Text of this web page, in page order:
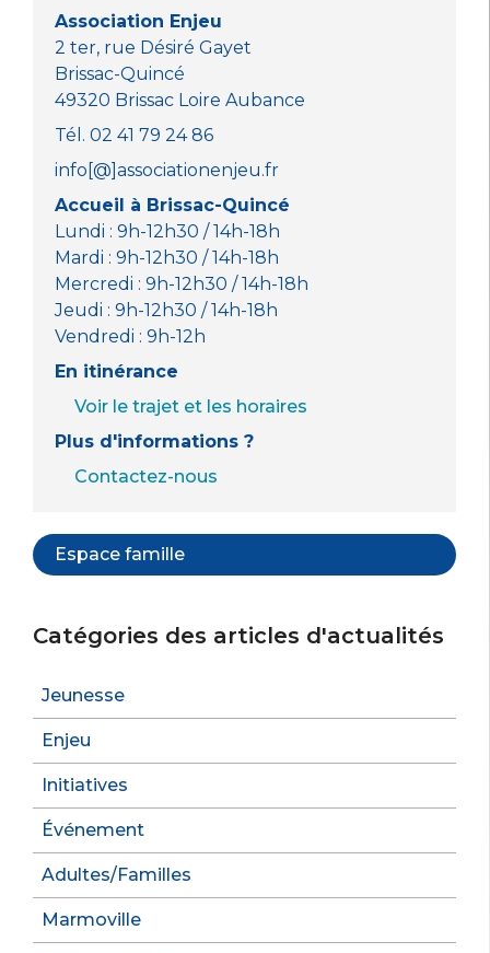
o
k
p er
Association Enjeu
2 ter, rue Désiré Gayet
Brissac-Quincé
49320 Brissac Loire Aubance
Tél. 02 41 79 24 86
info[@]associationenjeu.fr
Accueil à Brissac-Quincé
Lundi : 9h-12h30 / 14h-18h
Mardi : 9h-12h30 / 14h-18h
Mercredi : 9h-12h30 / 14h-18h
Jeudi : 9h-12h30 / 14h-18h
Vendredi : 9h-12h
En itinérance
Voir le trajet et les horaires
Plus d'informations ?
Contactez-nous
Espace famille
Catégories des articles d'actualités
Jeunesse
Enjeu
Initiatives
Événement
Adultes/Familles
Marmoville